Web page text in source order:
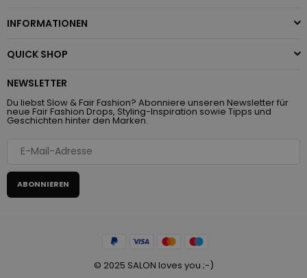
INFORMATIONEN
QUICK SHOP
NEWSLETTER
Du liebst Slow & Fair Fashion? Abonniere unseren Newsletter für
neue Fair Fashion Drops, Styling-Inspiration sowie Tipps und
Geschichten hinter den Marken.
ABONNIEREN
© 2025 SALON loves you ;-)